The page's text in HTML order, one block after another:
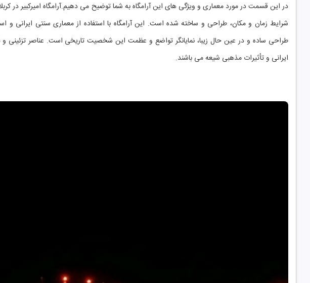
در این قسمت در مورد معماری و ویژگی های این آرامگاه به شما توضیح می دهیم.آرامگاه امیرکبیر در
شرایط زمان و مکان، طراحی و ساخته شده است. این آرامگاه با استفاده از معماری سنتی ایرانی و
طراحی ساده و در عین حال زیبا، نمایانگر تواضع و عظمت این شخصیت تاریخی است. عناصر تزئینی و
ایرانی و تأثیرات مذهبی شیعه می ‌باشند.